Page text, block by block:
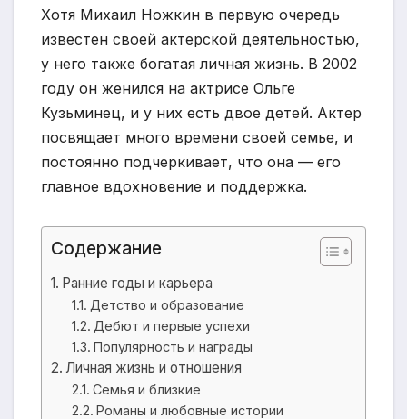
Хотя Михаил Ножкин в первую очередь
известен своей актерской деятельностью,
у него также богатая личная жизнь. В 2002
году он женился на актрисе Ольге
Кузьминец, и у них есть двое детей. Актер
посвящает много времени своей семье, и
постоянно подчеркивает, что она — его
главное вдохновение и поддержка.
Содержание
Ранние годы и карьера
Детство и образование
Дебют и первые успехи
Популярность и награды
Личная жизнь и отношения
Семья и близкие
Романы и любовные истории